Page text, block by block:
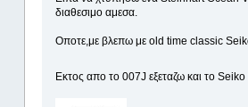
διαθεσιμο αμεσα.
Οποτε,με βλεπω με old time classic
Εκτος απο το 007J εξεταζω και το